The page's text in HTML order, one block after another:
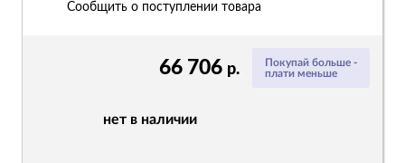
Покупай больше -
плати меньше
66 706 р.
нет в наличии
Сообщить о поступлении товара